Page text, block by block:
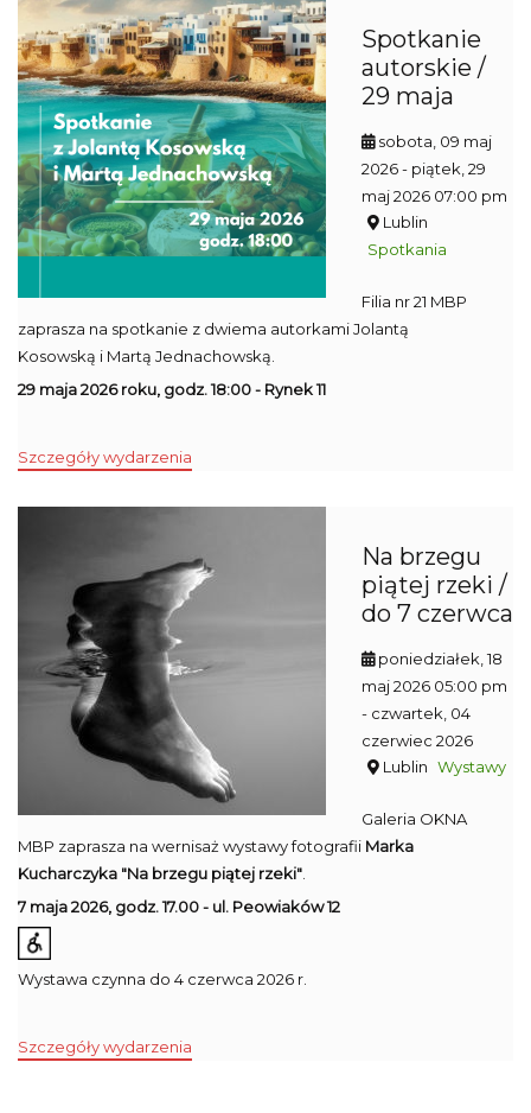
Spotkanie
autorskie /
29 maja
sobota, 09 maj
2026- piątek, 29
maj 2026 07:00 pm
Lublin
Spotkania
Filia nr 21 MBP
zaprasza na spotkanie z dwiema autorkami Jolantą
Kosowską i Martą Jednachowską.
29 maja 2026 roku, godz. 18:00 - Rynek 11
Szczegóły wydarzenia
Na brzegu
piątej rzeki /
do 7 czerwca
poniedziałek, 18
maj 2026 05:00 pm
- czwartek, 04
czerwiec 2026
Lublin Wystawy
Galeria OKNA
MBP zaprasza na wernisaż wystawy fotografii Marka
Kucharczyka "Na brzegu piątej rzeki"
7 maja 2026, godz. 17.00 - ul. Peowiaków 12
Wystawa czynna do 4 czerwca 2026 r.
Szczegóły wydarzenia